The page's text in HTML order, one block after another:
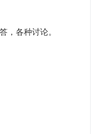
各种讨论。